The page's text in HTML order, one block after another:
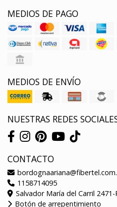
MEDIOS DE PAGO
MEDIOS DE ENVÍO
NUESTRAS REDES
CONTACTO
1158714095
Salvador María del Carril
Botón de arrepentimiento